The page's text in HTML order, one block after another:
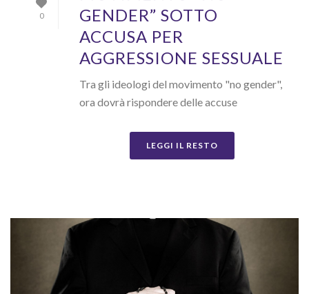
0
GENDER” SOTTO
ACCUSA PER
AGGRESSIONE SESSUALE
Tra gli ideologi del movimento "no gender",
ora dovrà rispondere delle accuse
LEGGI IL RESTO